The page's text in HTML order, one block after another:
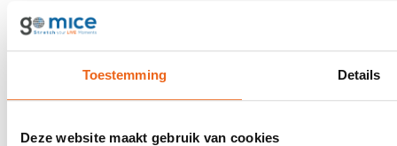
Toestemming Details
Deze website maakt gebruik van cookies
Blog
Over ons
Klantervaringen